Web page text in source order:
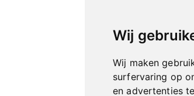
Wij
Wij maken
surfervaring op
en advertenties